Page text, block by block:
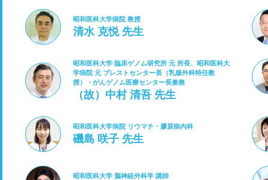
昭和医科大学病院 教授
清水 克悦 先生
昭和医科大学 臨床ゲノム研究所 元 所長、昭和医科大
学病院 元 ブレストセンター長（乳腺外科特任教
授）・がんゲノム医療センター長兼務
（故）中村 清吾 先生
昭和医科大学病院 リウマチ・膠原病内科
磯島 咲子 先生
昭和医科大学 脳神経外科学 講師